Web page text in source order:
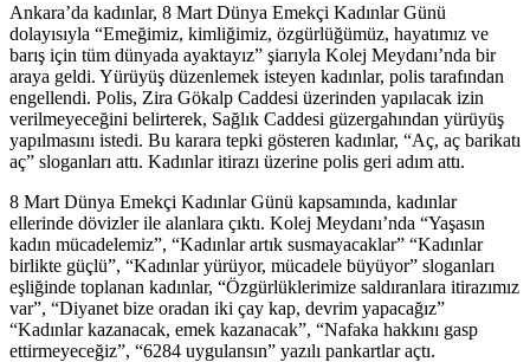
Ankara’da kadınlar, 8 Mart Dünya Emekçi Kadınlar Günü
dolayısıyla “Emeğimiz, kimliğimiz, özgürlüğümüz, hayatımız ve
barış için tüm dünyada ayaktayız” şiarıyla Kolej Meydanı’nda bir
araya geldi. Yürüyüş düzenlemek isteyen kadınlar, polis tarafından
engellendi. Polis, Zira Gökalp Caddesi üzerinden yapılacak izin
verilmeyeceğini belirterek, Sağlık Caddesi güzergahından yürüyüş
yapılmasını istedi. Bu karara tepki gösteren kadınlar, “Aç, aç barikatı
aç” sloganları attı. Kadınlar itirazı üzerine polis geri adım attı.
8 Mart Dünya Emekçi Kadınlar Günü kapsamında, kadınlar
ellerinde dövizler ile alanlara çıktı. Kolej Meydanı’nda “Yaşasın
kadın mücadelemiz”, “Kadınlar artık susmayacaklar” “Kadınlar
birlikte güçlü”, “Kadınlar yürüyor, mücadele büyüyor” sloganları
eşliğinde toplanan kadınlar, “Özgürlüklerimize saldıranlara itirazımız
var”, “Diyanet bize oradan iki çay kap, devrim yapacağız”
“Kadınlar kazanacak, emek kazanacak”, “Nafaka hakkını gasp
ettirmeyeceğiz”, “6284 uygulansın” yazılı pankartlar açtı.